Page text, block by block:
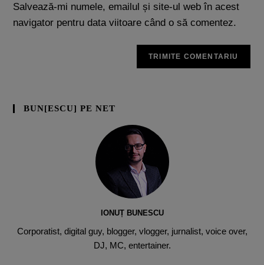
Salvează-mi numele, emailul și site-ul web în acest
navigator pentru data viitoare când o să comentez.
BUN[ESCU] PE NET
IONUȚ BUNESCU
Corporatist, digital guy, blogger, vlogger, jurnalist, voice over,
DJ, MC, entertainer.